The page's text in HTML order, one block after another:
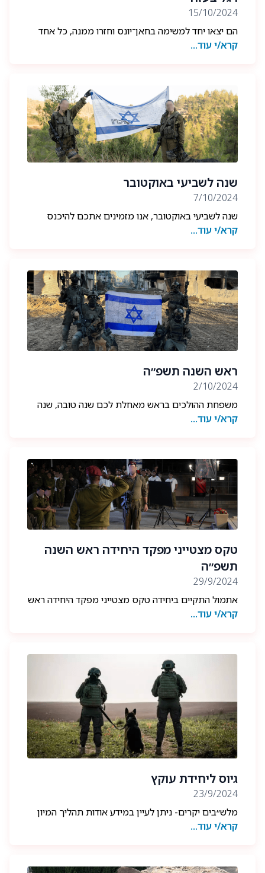
15/10/2024
הם יצאו יחד למשימה בחאן־יונס וחזרו ממנה, כל אחד
מהם, בלי רגל שמאל. הם עברו שיקום ארוך, נ' בבילינסון
את הכלב הצבאי כחיית מחמד.
להמשך קריאת הכתבה מידיעות אחרונותלחצו כאן
קרא/י עוד...
שנה לשביעי באוקטובר
7/10/2024
שנה לשביעי באוקטובר, אנו מזמינים אתכם להיכנס
לעמודי הסושיאל מדיה שלנו ולהתעדכן בתכנים לזכרם
לוחמנו יחזרו לשלום ופצוענו יחלימו ברפואה שלמה.
קרא/י עוד...
ראש השנה תשפ״ה
2/10/2024
משפחת ההולכים בראש מאחלת לכם שנה טובה, שנה
של נחת ושלווה.
שנדע ימים טובים מאלו 🐾🎗️💙🍯🍎
קרא/י עוד...
טקס מצטייני מפקד היחידה ראש השנה
תשפ״ה
29/9/2024
אתמול התקיים ביחידה טקס מצטייני מפקד היחידה ראש
השנה תשפ״ה, בנוכחות מפקד המרום אל״מ גיל אליה
המשרתים בשירות מילואים ביחידה וקיבלו הצטיינות:
רס״ר במיל׳ ע׳, סרן במיל׳ א׳, רס״ל במיל׳ צ׳, רס״ר במיל׳
ר׳ ורס״ר במיל׳ א׳.
ברכות לקבלת הדרגות לרס״ן במיל׳ ע׳ ורס״ן במיל׳ ר׳.
קרא/י עוד...
גיוס ליחידת עוקץ
23/9/2024
מלש״בים יקרים- ניתן לעיין במידע אודות תהליך המיון
והגיוס לתפקידי לוחמה ביחידה בלשונית ״על היחידה״
קרא/י עוד...